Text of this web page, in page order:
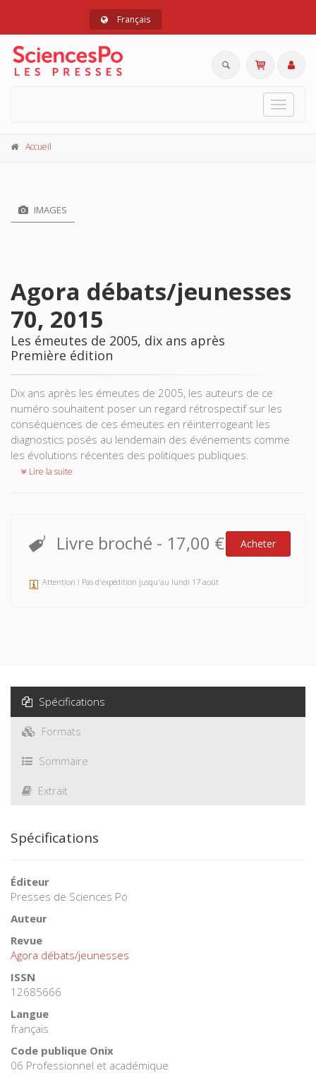
Français
Toggle
Accueil
IMAGES
Agora débats/jeunesses
70, 2015
Les émeutes de 2005, dix ans après
Première édition
Dix ans après les émeutes de 2005, les auteurs de ce
numéro souhaitent poser un regard rétrospectif sur les
conséquences de ces émeutes en réinterrogeant les
diagnostics posés au lendemain des événements comme
les évolutions récentes des politiques publiques.
Lire la suite
Livre broché - 17,00 € Acheter
Attention ! Pas d'expédition jusqu'au lundi 17 août
Spécifications
Formats
Sommaire
Extrait
Spécifications
Éditeur
Presses de Sciences Po
Auteur
Revue
Agora débats/jeunesses
ISSN
12685666
Langue
français
Code publique Onix
06 Professionnel et académique